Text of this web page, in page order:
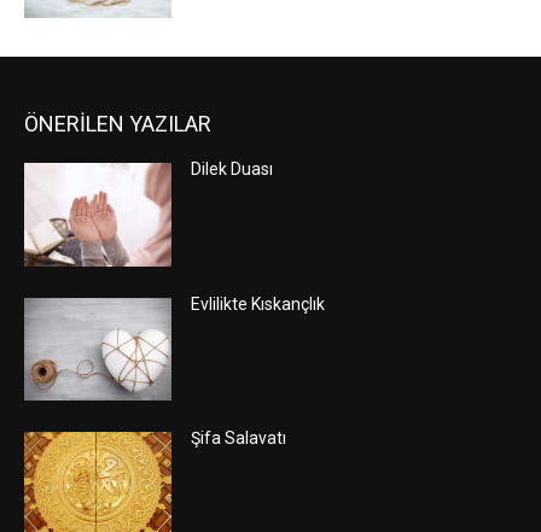
ÖNERİLEN YAZILAR
Dilek Duası
Evlilikte Kıskançlık
Şifa Salavatı